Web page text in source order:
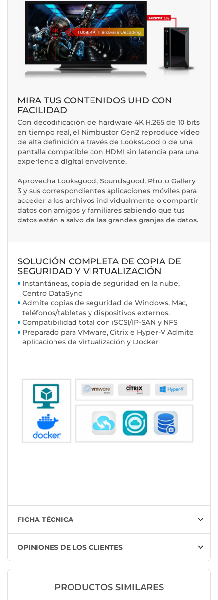
MIRA TUS CONTENIDOS UHD CON
FACILIDAD
Con decodificación de hardware 4K H.265 de 10 bits
en tiempo real, el Nimbustor Gen2 reproduce vídeo
de alta definición a través de LooksGood o de una
pantalla compatible con HDMI sin latencia para una
experiencia digital envolvente.
Aprovecha Looksgood, Soundsgood, Photo Gallery
3 y sus correspondientes aplicaciones móviles para
acceder a los archivos individualmente o compartir
datos con amigos y familiares sabiendo que tus
datos están a salvo de las grandes granjas de datos.
SOLUCIÓN COMPLETA DE COPIA DE
SEGURIDAD Y VIRTUALIZACIÓN
Instantáneas, copia de seguridad en la nube,
Centro DataSync
Admite copias de seguridad de Windows, Mac,
teléfonos/tabletas y dispositivos externos.
Compatibilidad total con iSCSI/IP-SAN y NFS
Preparado para VMware, Citrix e Hyper-V Admite
aplicaciones de virtualización y Docker
FICHA TÉCNICA
OPINIONES DE LOS CLIENTES
PRODUCTOS SIMILARES